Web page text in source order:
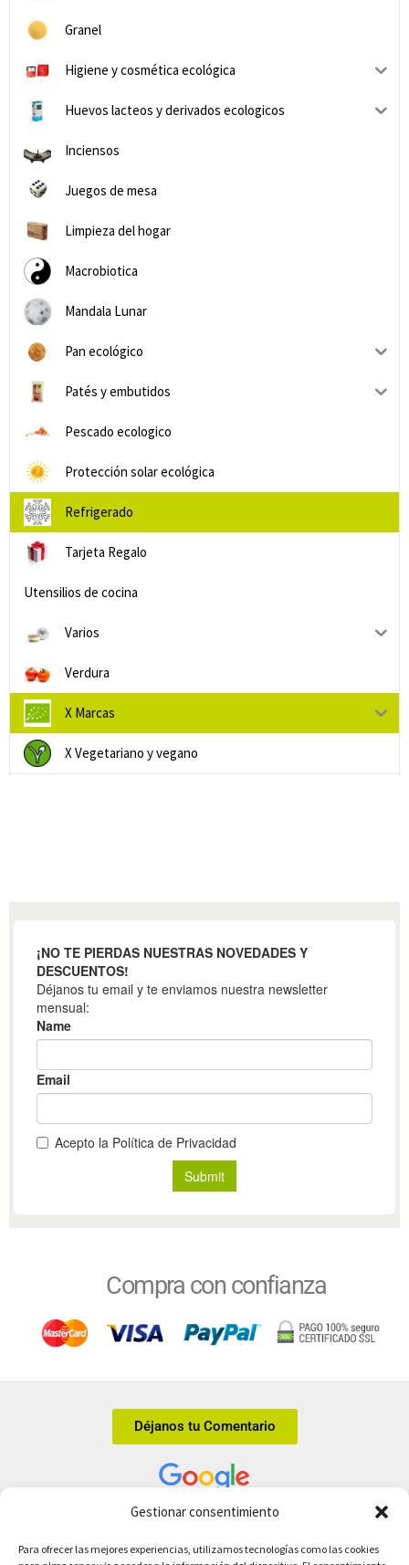
Gestionar consentimiento
Para ofrecer las mejores experiencias, utilizamos tecnologías como las cookies
Granel
Higiene y cosmética ecológica
Huevos lacteos y derivados ecologicos
Inciensos
Juegos de mesa
Limpieza del hogar
Macrobiotica
Mandala Lunar
Pan ecológico
Patés y embutidos
Pescado ecologico
Protección solar ecológica
Refrigerado
Tarjeta Regalo
Utensilios de cocina
Varios
Verdura
X Marcas
X Vegetariano y vegano
Compra con confianza
Déjanos tu Comentario
Tienda ecológica online en Leganés.
C/ de la Margarita, 8, 28912 Leganés